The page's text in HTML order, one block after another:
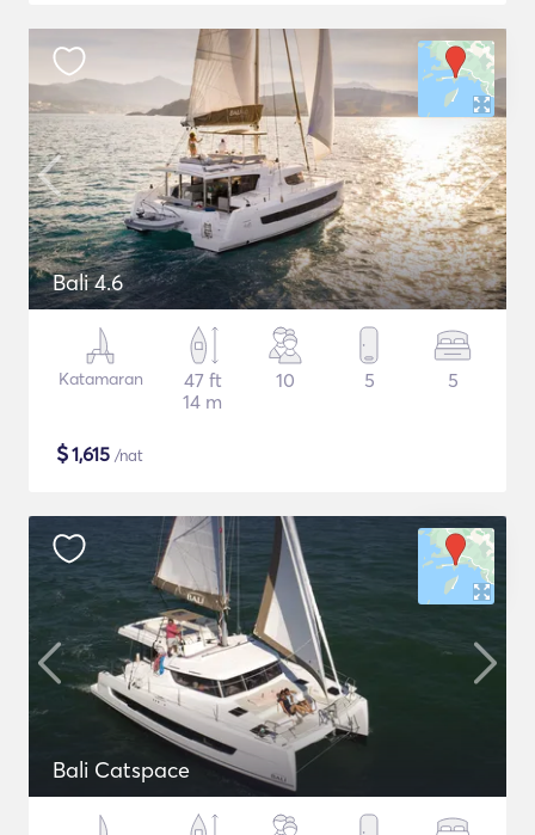
Bali 4.6
Katamaran
47 ft
14 m
10 5 5
$1,615 /nat
Bali Catspace